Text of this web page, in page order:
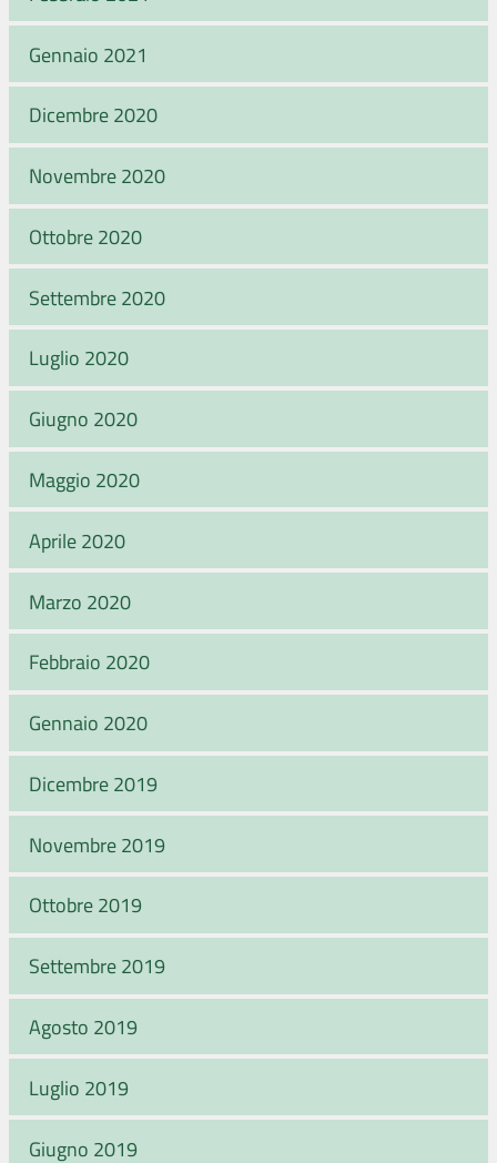
Gennaio 2021
Dicembre 2020
Novembre 2020
Ottobre 2020
Settembre 2020
Luglio 2020
Giugno 2020
Maggio 2020
Aprile 2020
Marzo 2020
Febbraio 2020
Gennaio 2020
Dicembre 2019
Novembre 2019
Ottobre 2019
Settembre 2019
Agosto 2019
Luglio 2019
Giugno 2019